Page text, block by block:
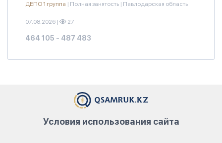
ДЕПО 1 группа | Полная занятость | Павлодарская область
07.08.2026 | 27
464 105 - 487 483
Условия использования сайта